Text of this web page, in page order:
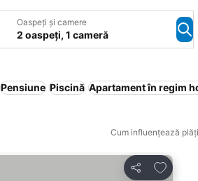
Oaspeți și camere
2 oaspeți, 1 cameră
Pensiune Piscină Apartament în regim
Cum influențează
Distribuiți